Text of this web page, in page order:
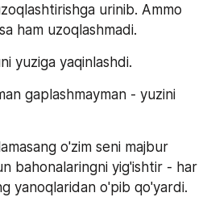
urinib. Ammo
ham uzoqlashmadi.
yuziga yaqinlashdi.
gaplashmayman - yuzini
o'zim seni majbur
bahonalaringni yig'ishtir - har
yanoqlaridan o'pib qo'yardi.